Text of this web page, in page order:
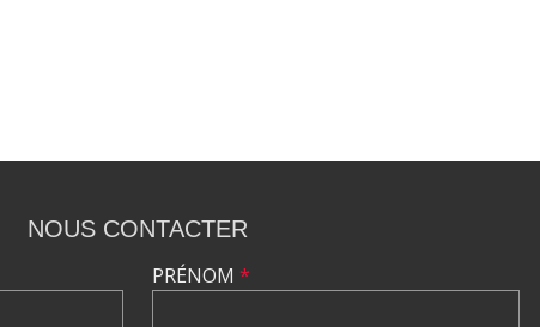
NOUS CONTACTER
PRÉNOM *